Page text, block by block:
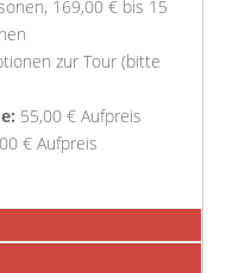
169,00 € bis 15
zur Tour (bitte
55,00 € Aufpreis
€ Aufpreis